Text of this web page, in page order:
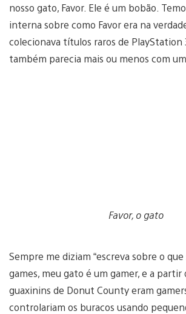
nosso gato, Favor. Ele é um bobão.
interna sobre como Favor era na
colecionava títulos raros de PlayStation
também parecia mais ou menos com
Favor, o gato
Sempre me diziam “escreva sobre o que
games, meu gato é um gamer, e a partir
guaxinins de Donut County eram
controlariam os buracos usando